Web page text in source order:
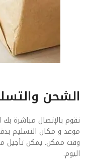
الشحن
نقوم بالإتصال مباشرة
موعد و مكان التسليم
وقت ممكن. يمكن تأجيل
اليوم.